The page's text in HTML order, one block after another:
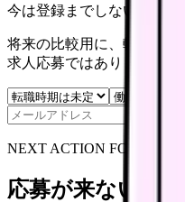
今は登録までしない人向
将来の比較用に、転職時期
求人応募ではありません。
NEXT ACTION FOR
応募が来ない求